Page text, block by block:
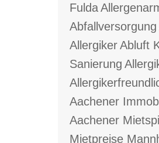
Fulda
Abfallversorgung
AllergikerAbluft
Sanierung
Aachener
Aachener
Mietpreise